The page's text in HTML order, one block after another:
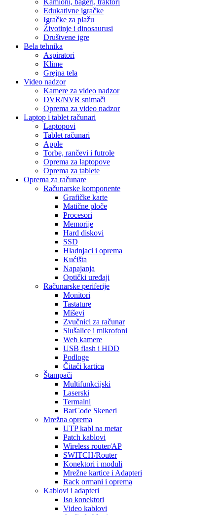
Edukativne igračke
Igračke za plažu
Životinje i dinosaurusi
Društvene igre
Bela tehnika
Aspiratori
Klime
Grejna tela
Video nadzor
Kamere za video nadzor
DVR/NVR snimači
Oprema za video nadzor
Laptop i tablet računari
Laptopovi
Tablet računari
Apple
Torbe, rančevi i futrole
Oprema za laptopove
Oprema za tablete
Oprema za računare
Računarske komponente
Grafičke karte
Matične ploče
Procesori
Memorije
Hard diskovi
SSD
Hladnjaci i oprema
Kućišta
Napajanja
Optički uređaji
Računarske periferije
Monitori
Tastature
Miševi
Zvučnici za računar
Slušalice i mikrofoni
Web kamere
USB flash i HDD
Podloge
Čitači kartica
Štampači
Multifunkcijski
Laserski
Termalni
BarCode Skeneri
Mrežna oprema
UTP kabl na metar
Patch kablovi
Wireless router/AP
SWITCH/Router
Konektori i moduli
Mrežne kartice i Adapteri
Rack ormani i oprema
Kablovi i adapteri
Iso konektori
Video kablovi